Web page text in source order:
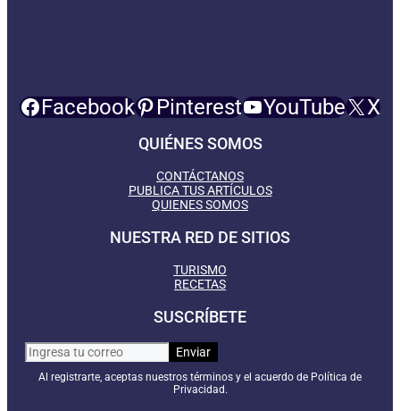
Facebook Pinterest YouTube X
QUIÉNES SOMOS
CONTÁCTANOS
PUBLICA TUS ARTÍCULOS
QUIENES SOMOS
NUESTRA RED DE SITIOS
TURISMO
RECETAS
SUSCRÍBETE
Al registrarte, aceptas nuestros términos y el acuerdo de Política de
Privacidad.